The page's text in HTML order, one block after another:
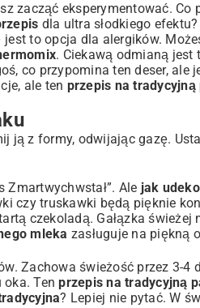
zacząć eksperymentować. Co
dla ultra słodkiego
to opcja dla alergików.
. Ciekawą odmianą jest
co przypomina ten deser, ale
ale ten przepis na tradycyjną
ją z formy, odwijając gazę.
Ale jak
czy truskawki będą pięknie
czekoladą. Gałązka świeżej
mleka zasługuje na piękną
Zachowa świeżość przez 3-4
oka. Tenprzepis na tradycyjną
? Lepiej nie pytać. W